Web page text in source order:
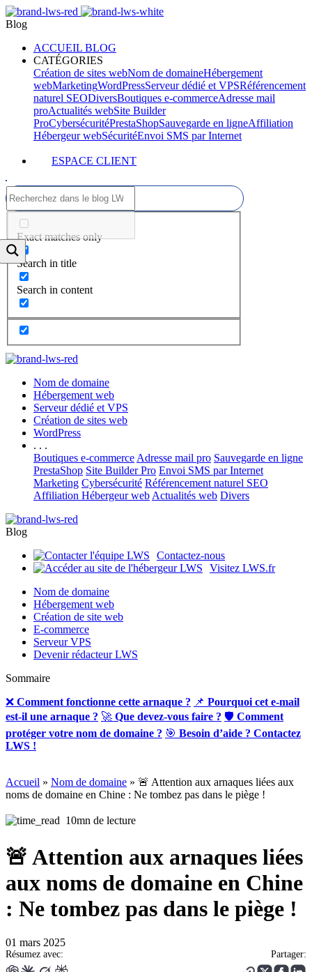
Blog
ACCUEIL BLOG
CATÉGORIES
Création de sites webNom de domaineHébergement
webMarketingWordPressServeur dédié et VPSRéférencement
naturel SEODiversBoutiques e-commerceAdresse mail
proActualités webSite Builder
ProCybersécuritéPrestaShopSauvegarde en ligneAffiliation
Hébergeur webSécuritéEnvoi SMS par Internet
ESPACE CLIENT
Exact matches only
Search in title
Search in content
Nom de domaine
Hébergement web
Serveur dédié et VPS
Création de sites web
WordPress
. . .
Boutiques e-commerce Adresse mail pro Sauvegarde en ligne
PrestaShop Site Builder Pro Envoi SMS par Internet
Marketing Cybersécurité Référencement naturel SEO
Affiliation Hébergeur web Actualités web Divers
Blog
Contactez-nous
Visitez LWS.fr
Nom de domaine
Hébergement web
Création de site web
E-commerce
Serveur VPS
Devenir rédacteur LWS
Sommaire
❌ Comment fonctionne cette arnaque ? 📌 Pourquoi cet e-mail
est-il une arnaque ? 🚀 Que devez-vous faire ? 🛡 Comment
protéger votre nom de domaine ? 🎯 Besoin d’aide ? Contactez
LWS !
Accueil » Nom de domaine » 🚨 Attention aux arnaques liées aux
noms de domaine en Chine : Ne tombez pas dans le piège !
10mn de lecture
🚨 Attention aux arnaques liées
aux noms de domaine en Chine
: Ne tombez pas dans le piège !
01 mars 2025
Résumez avec: Partager: